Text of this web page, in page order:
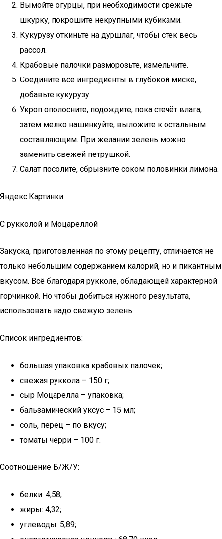
Вымойте огурцы, при необходимости срежьте
шкурку, покрошите некрупными кубиками.
Кукурузу откиньте на дуршлаг, чтобы стек весь
рассол.
Крабовые палочки разморозьте, измельчите.
Соедините все ингредиенты в глубокой миске,
добавьте кукурузу.
Укроп ополосните, подождите, пока стечёт влага,
затем мелко нашинкуйте, выложите к остальным
составляющим. При желании зелень можно
заменить свежей петрушкой.
Салат посолите, сбрызните соком половинки лимона.
Яндекс.Картинки
С рукколой и Моцареллой
Закуска, приготовленная по этому рецепту, отличается не
только небольшим содержанием калорий, но и пикантным
вкусом. Всё благодаря рукколе, обладающей характерной
горчинкой. Но чтобы добиться нужного результата,
использовать надо свежую зелень.
Список ингредиентов:
большая упаковка крабовых палочек;
свежая руккола – 150 г;
сыр Моцарелла – упаковка;
бальзамический уксус – 15 мл;
соль, перец – по вкусу;
томаты черри – 100 г.
Соотношение Б/Ж/У:
белки: 4,58;
жиры: 4,32;
углеводы: 5,89;